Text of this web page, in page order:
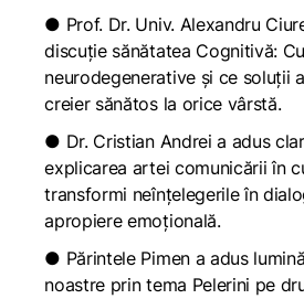
● Prof. Dr. Univ. Alexandru
discuție sănătatea Cognitivă:
neurodegenerative și ce soluții
creier sănătos la orice vârstă.
● Dr. Cristian Andrei a adus
explicarea artei comunicării în
transformi neînțelegerile în
apropiere emoțională.
● Părintele Pimen a adus
noastre prin tema Pelerini pe